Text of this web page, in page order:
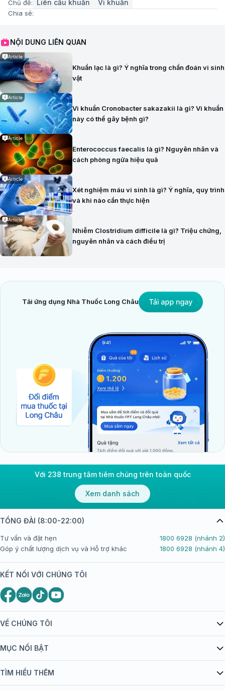
Chủ đề: Liên cầu khuẩn Vi khuẩn
Chia sẻ:
NỘI DUNG LIÊN QUAN
Article
Khuẩn lạc là gì? Ý nghĩa trong chẩn đoán vi sinh
vật
Article
Vi khuẩn Cronobacter sakazakii là gì? Vi khuẩn
này có thể gây bệnh gì?
Article
Enterococcus faecalis là gì? Nguyên nhân và
cách phòng ngừa hiệu quả
Article
Xét nghiệm máu vi sinh là gì? Ý nghĩa, quy trình
và khi nào cần thực hiện
Article
Nhiễm Clostridium difficile là gì? Triệu chứng,
nguyên nhân và cách điều trị
Tải ứng dụng Nhà Thuốc Long Châu
Với 238 trung tâm tiêm chủng trên toàn quốc
Xem danh sách
VỀ CHÚNG TÔI
Giới thiệu Tiêm Chủng FPT Long Châu
bán hàng
MỤC NỔI BẬT
Danh mục vắc xin
TÌM HIỂU THÊM
TỔNG ĐÀI (8:00-22:00)
Tư vấn và đặt hẹn
1800 6928 (nhánh 2)
Góp ý chất lượng dịch vụ và Hỗ trợ khác
1800 6928 (nhánh 4)
KẾT NỐI VỚI CHÚNG TÔI